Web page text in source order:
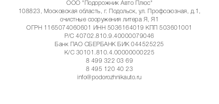
ООО "Подорожник Авто Плюс"
108823, Московская область, г. Подольск, ул. Профсоюзная, д.1,
очистные сооружения литера Я, Я1
ОГРН 1165074060601 ИНН 5036164019 КПП 503601001
Р/С 40702.810.9.40000079046
Банк ПАО СБЕРБАНК БИК 044525225
К/С 30101.810.4.00000000225
8 499 322 03 69
8 495 120 40 23
info@podorozhnikauto.ru